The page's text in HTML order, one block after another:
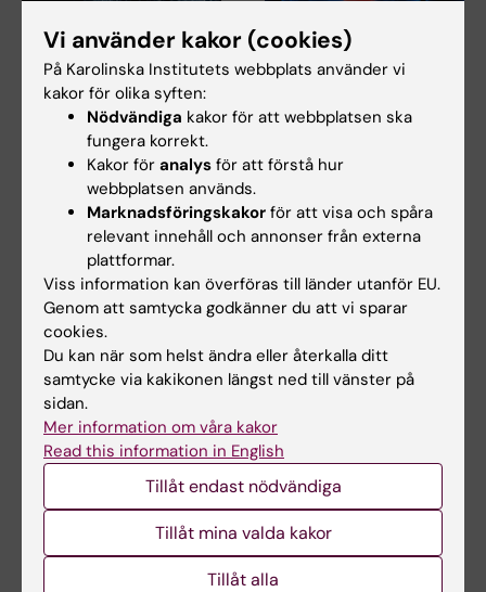
19 maj 2026
Ny studie visar hur
olika SSRI påverkar
metabolism i tidig
hjärnutveckling
En ny studie från Karolinska
Institutet visar att olika
SSRI‑läkemedel…
17 mar 2025
Fortsatt
medicinering viktig
för
hjärtsviktspatienter
hjärtsvikt och fått en
förbättring av…
25 feb 2025
Antidepressiva
läkemedel kopplas till
snabbare kognitiv
försämring vid
29 aug 2024
Ny kunskap om
cellreceptorer banar
väg för nya läkemedel
mot tarmtumörer
En ny studie från Karolinska
Vi använder kakor (cookies)
På Karolinska Institutets webbplats använder vi
kakor för olika syften:
Nödvändiga kakor för att webbplatsen ska
fungera korrekt.
Kakor för analys för att förstå hur
webbplatsen används.
Marknadsföringskakor för att visa och spåra
relevant innehåll och annonser från externa
plattformar.
Viss information kan överföras till länder utanför EU.
Genom att samtycka godkänner du att vi sparar
cookies.
Du kan när som helst ändra eller återkalla ditt
samtycke via kakikonen längst ned till vänster på
sidan.
Mer information om våra kakor
Read this information in English
Tillåt endast nödvändiga
Tillåt mina valda kakor
Tillåt alla